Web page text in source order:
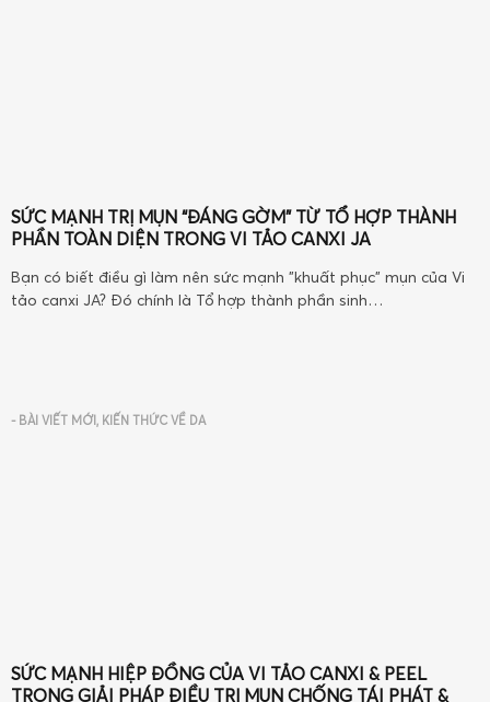
SỨC MẠNH TRỊ MỤN “ĐÁNG GỜM” TỪ TỔ HỢP THÀNH
PHẦN TOÀN DIỆN TRONG VI TẢO CANXI JA
Bạn có biết điều gì làm nên sức mạnh "khuất phục" mụn của Vi
tảo canxi JA? Đó chính là Tổ hợp thành phần sinh…
- BÀI VIẾT MỚI, KIẾN THỨC VỀ DA
SỨC MẠNH HIỆP ĐỒNG CỦA VI TẢO CANXI & PEEL
TRONG GIẢI PHÁP ĐIỀU TRỊ MỤN CHỐNG TÁI PHÁT &